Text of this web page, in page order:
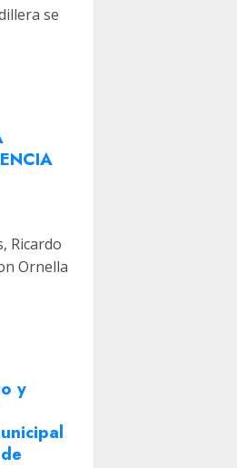
se
Ricardo
Ornella
y